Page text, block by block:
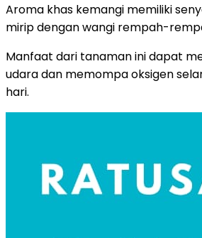
Aroma khas kemangi memiliki
mirip dengan wangi rempah-
Manfaat dari tanaman ini dapat
udara dan memompa oksigen
hari.